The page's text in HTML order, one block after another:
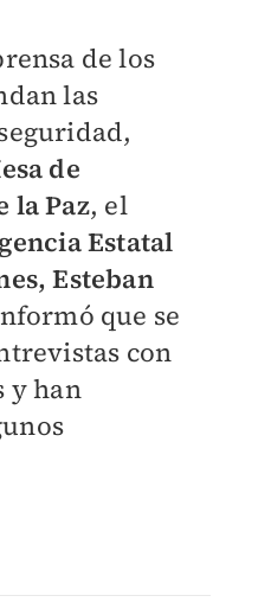
de los
las
de
la Paz, el
Estatal
Esteban
que se
con
y han